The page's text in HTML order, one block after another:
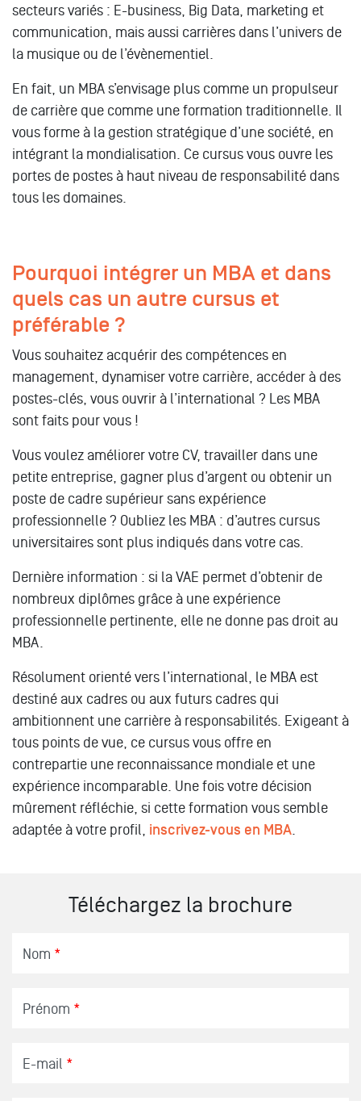
secteurs variés : E-business, Big Data, marketing et
communication, mais aussi carrières dans l’univers de
la musique ou de l’évènementiel.
En fait, un MBA s’envisage plus comme un propulseur
de carrière que comme une formation traditionnelle. Il
vous forme à la gestion stratégique d’une société, en
intégrant la mondialisation. Ce cursus vous ouvre les
portes de postes à haut niveau de responsabilité dans
tous les domaines.
Pourquoi intégrer un MBA et dans
quels cas un autre cursus et
préférable ?
Vous souhaitez acquérir des compétences en
management, dynamiser votre carrière, accéder à des
postes-clés, vous ouvrir à l’international ? Les MBA
sont faits pour vous !
Vous voulez améliorer votre CV, travailler dans une
petite entreprise, gagner plus d’argent ou obtenir un
poste de cadre supérieur sans expérience
professionnelle ? Oubliez les MBA : d’autres cursus
universitaires sont plus indiqués dans votre cas.
Dernière information : si la VAE permet d’obtenir de
nombreux diplômes grâce à une expérience
professionnelle pertinente, elle ne donne pas droit au
MBA.
Résolument orienté vers l’international, le MBA est
destiné aux cadres ou aux futurs cadres qui
ambitionnent une carrière à responsabilités. Exigeant à
tous points de vue, ce cursus vous offre en
contrepartie une reconnaissance mondiale et une
expérience incomparable. Une fois votre décision
mûrement réfléchie, si cette formation vous semble
adaptée à votre profil, inscrivez-vous en MBA.
Téléchargez la brochure
Nom *
Prénom *
E-mail *